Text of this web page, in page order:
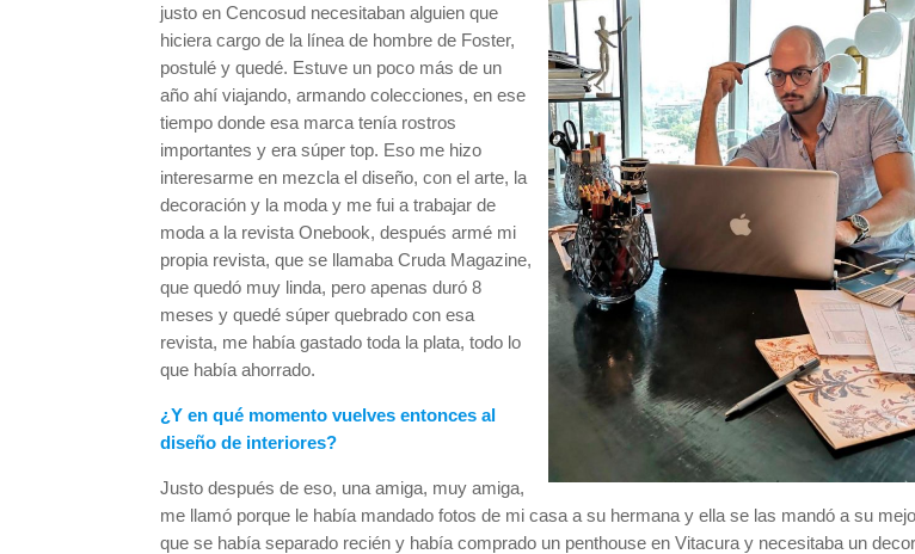
justo en Cencosud necesitaban alguien que
hiciera cargo de la línea de hombre de Foster,
postulé y quedé. Estuve un poco más de un
año ahí viajando, armando colecciones, en ese
tiempo donde esa marca tenía rostros
importantes y era súper top. Eso me hizo
interesarme en mezcla el diseño, con el arte, la
decoración y la moda y me fui a trabajar de
moda a la revista Onebook, después armé mi
propia revista, que se llamaba Cruda Magazine,
que quedó muy linda, pero apenas duró 8
meses y quedé súper quebrado con esa
revista, me había gastado toda la plata, todo lo
que había ahorrado.
¿Y en qué momento vuelves entonces al
diseño de interiores?
Justo después de eso, una amiga, muy amiga,
me llamó porque le había mandado fotos de mi casa a su hermana y ella se las mandó a su
que se había separado recién y había comprado un penthouse en Vitacura y necesitaba un